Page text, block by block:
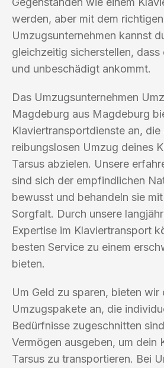
werden, aber mit dem richtigen
Umzugsunternehmen kannst
gleichzeitig sicherstellen, dass
und unbeschädigt ankommt.
Das Umzugsunternehmen
Magdeburg aus Magdeburg
Klaviertransportdienste an, die
reibungslosen Umzug deines
Tarsus abzielen. Unsere
sind sich der empfindlichen
bewusst und behandeln sie
Sorgfalt. Durch unsere
Expertise im Klaviertransport
besten Service zu einem
bieten.
Um Geld zu sparen, bieten wir
Umzugspakete an, die
Bedürfnisse zugeschnitten
Vermögen ausgeben, um dein
Tarsus zu transportieren. Bei